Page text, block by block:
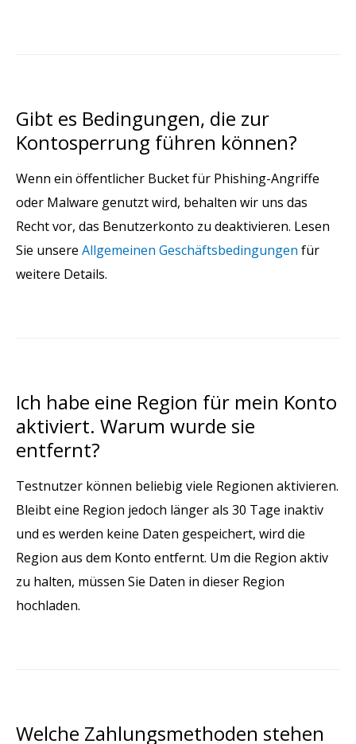
Gibt es Bedingungen, die zur
Kontosperrung führen können?
Wenn ein öffentlicher Bucket für Phishing-Angriffe
oder Malware genutzt wird, behalten wir uns das
Recht vor, das Benutzerkonto zu deaktivieren. Lesen
Sie unsere Allgemeinen Geschäftsbedingungen für
weitere Details.
Ich habe eine Region für mein Konto
aktiviert. Warum wurde sie
entfernt?
Testnutzer können beliebig viele Regionen aktivieren.
Bleibt eine Region jedoch länger als 30 Tage inaktiv
und es werden keine Daten gespeichert, wird die
Region aus dem Konto entfernt. Um die Region aktiv
zu halten, müssen Sie Daten in dieser Region
hochladen.
Welche Zahlungsmethoden stehen